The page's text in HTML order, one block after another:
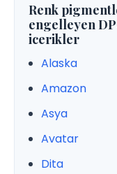
Renk
engelleyen
icerikler
Alaska
Amazon
Asya
Avatar
Dita